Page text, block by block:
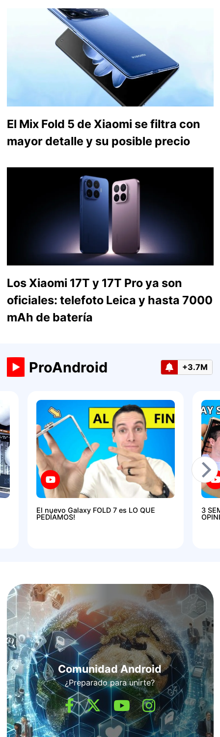
El Mix Fold 5 de Xiaomi se filtra con
mayor detalle y su posible precio
Los Xiaomi 17T y 17T Pro ya son
oficiales: telefoto Leica y hasta 7000
mAh de batería
ProAndroid +3.7M
El nuevo Galaxy FOLD 7 es LO QUE
PEDÍAMOS!
3
Comunidad Android
¿Preparado para unirte?